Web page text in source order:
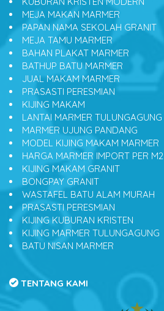
MEJA MAKAN MARMER
PAPAN NAMA SEKOLAH GRANIT
MEJA TAMU MARMER
BAHAN PLAKAT MARMER
BATHUP BATU MARMER
JUAL MAKAM MARMER
PRASASTI PERESMIAN
KIJING MAKAM
LANTAI MARMER TULUNGAGUNG
MARMER UJUNG PANDANG
MODEL KIJING MAKAM MARMER
HARGA MARMER IMPORT PER M2
KIJING MAKAM GRANIT
BONGPAY GRANIT
WASTAFEL BATU ALAM MURAH
PRASASTI PERESMIAN
KIJING KUBURAN KRISTEN
KIJING MARMER TULUNGAGUNG
BATU NISAN MARMER
TENTANG KAMI